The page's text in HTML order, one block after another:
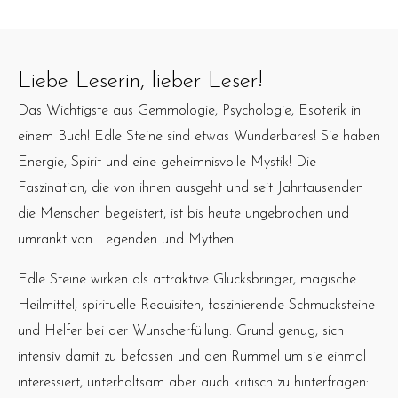
Liebe Leserin, lieber Leser!
Das Wichtigste aus Gemmologie, Psychologie, Esoterik in
einem Buch! Edle Steine sind etwas Wunderbares! Sie haben
Energie, Spirit und eine geheimnisvolle Mystik! Die
Faszination, die von ihnen ausgeht und seit Jahrtausenden
die Menschen begeistert, ist bis heute ungebrochen und
umrankt von Legenden und Mythen.
Edle Steine wirken als attraktive Glücksbringer, magische
Heilmittel, spirituelle Requisiten, faszinierende Schmucksteine
und Helfer bei der Wunscherfüllung. Grund genug, sich
intensiv damit zu befassen und den Rummel um sie einmal
interessiert, unterhaltsam aber auch kritisch zu hinterfragen: